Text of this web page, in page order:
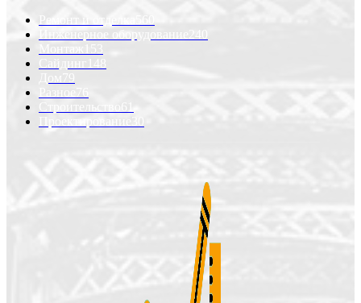
Ремонт и отделка
Инженерное оборудование
240
Монтаж
153
Сайдинг
148
Дом 79
Разное 76
Строительство
Проектирование